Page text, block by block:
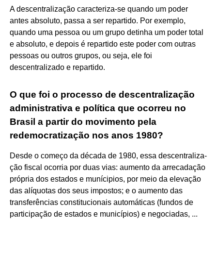
A descentralização caracteriza-se quando um poder
antes absoluto, passa a ser repartido. Por exemplo,
quando uma pessoa ou um grupo detinha um poder total
e absoluto, e depois é repartido este poder com outras
pessoas ou outros grupos, ou seja, ele foi
descentralizado e repartido.
O que foi o processo de descentralização
administrativa e política que ocorreu no
Brasil a partir do movimento pela
redemocratização nos anos 1980?
Desde o começo da década de 1980, essa descentraliza-
ção fiscal ocorria por duas vias: aumento da arrecadação
própria dos estados e munícipios, por meio da elevação
das alíquotas dos seus impostos; e o aumento das
transferências constitucionais automáticas (fundos de
participação de estados e municípios) e negociadas, ...